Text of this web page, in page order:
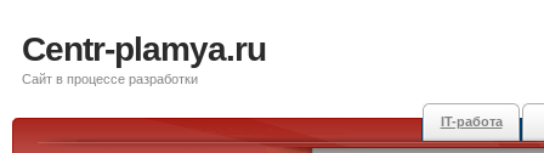
Centr-plamya.ru
Сайт в процессе разработки
IT-работа